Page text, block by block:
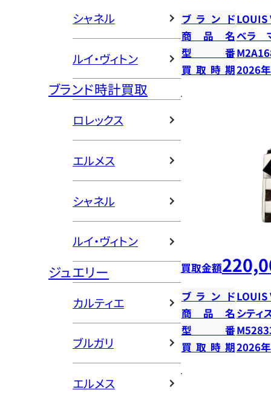
シャネル
ルイ・ヴィトン
ブランド時計買取
ロレックス
エルメス
シャネル
ルイ・ヴィトン
ジュエリー
カルティエ
ブルガリ
エルメス
ブランドLOUIS
商品名ベラ
型番
買取時期2026
買取金額
ブランドLOUIS
商品名 シティ
型番
買取時期2026